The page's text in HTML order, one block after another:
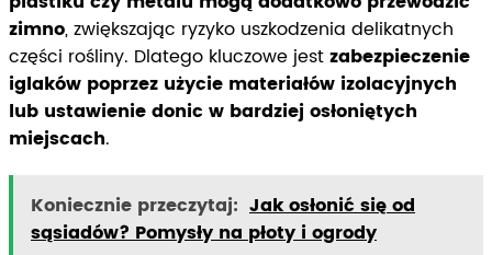
zimno, zwiększając ryzyko uszkodzenia delikatnych
części rośliny. Dlatego kluczowe jestzabezpieczenie
iglaków poprzez użycie materiałów izolacyjnych
lub ustawienie donic w bardziej osłoniętych
miejscach.
Koniecznie przeczytaj: Jak osłonić się od
sąsiadów? Pomysły na płoty i ogrody